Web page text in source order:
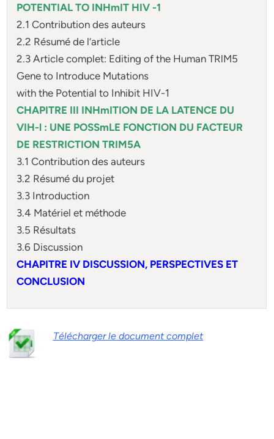
POTENTIAL TO INHmIT HIV -1
2.1 Contribution des auteurs
2.2 Résumé de l’article
2.3 Article complet: Editing of the Human TRlM5
Gene to Introduce Mutations
with the Potential to Inhibit HIV-1
CHAPITRE III INHmITION DE LA LATENCE DU
VIH-l : UNE POSSmLE FONCTION DU FACTEUR
DE RESTRICTION TRIM5A
3.1 Contribution des auteurs
3.2 Résumé du projet
3.3 Introduction
3.4 Matériel et méthode
3.5 Résultats
3.6 Discussion
CHAPITRE IV DISCUSSION, PERSPECTIVES ET
CONCLUSION
Télécharger le document complet